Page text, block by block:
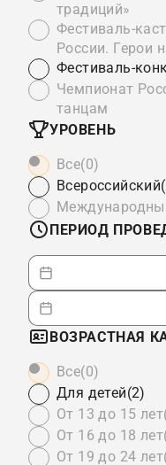
традиций»
Фестиваль-
России. Герои
Фестиваль-
Чемпионат
танцам
УРОВЕНЬ
Все(0)
Всероссийский
ПЕРИОД
ВОЗРАСТНАЯ
Все(0)
Для детей(2)
От 13 до 15 лет
От 16 до 18 лет
От 19 до 24 лет